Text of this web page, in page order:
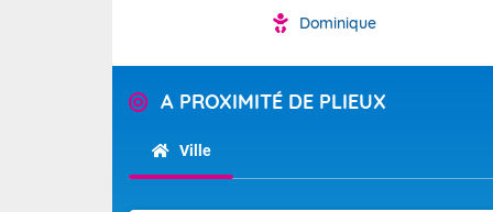
Dominique
A PROXIMITÉ DE PLIEUX
Ville
donnent